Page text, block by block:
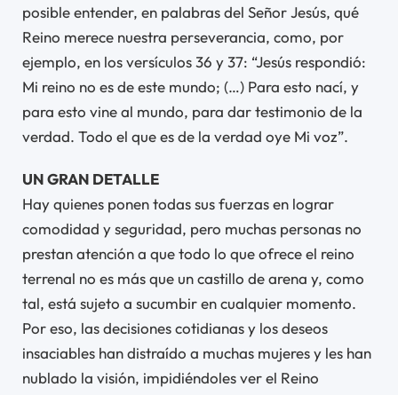
posible entender, en palabras del Señor Jesús, qué
Reino merece nuestra perseverancia, como, por
ejemplo, en los versículos 36 y 37: “Jesús respondió:
Mi reino no es de este mundo; (…) Para esto nací, y
para esto vine al mundo, para dar testimonio de la
verdad. Todo el que es de la verdad oye Mi voz”.
UN GRAN DETALLE
Hay quienes ponen todas sus fuerzas en lograr
comodidad y seguridad, pero muchas personas no
prestan atención a que todo lo que ofrece el reino
terrenal no es más que un castillo de arena y, como
tal, está sujeto a sucumbir en cualquier momento.
Por eso, las decisiones cotidianas y los deseos
insaciables han distraído a muchas mujeres y les han
nublado la visión, impidiéndoles ver el Reino